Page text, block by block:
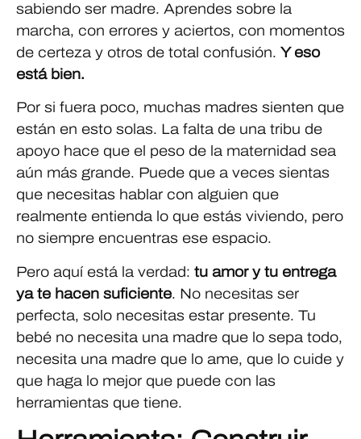
sabiendo ser madre. Aprendes sobre la
marcha, con errores y aciertos, con momentos
de certeza y otros de total confusión. Y eso
está bien.
Por si fuera poco, muchas madres sienten que
están en esto solas. La falta de una tribu de
apoyo hace que el peso de la maternidad sea
aún más grande. Puede que a veces sientas
que necesitas hablar con alguien que
realmente entienda lo que estás viviendo, pero
no siempre encuentras ese espacio.
Pero aquí está la verdad: tu amor y tu entrega
ya te hacen suficiente. No necesitas ser
perfecta, solo necesitas estar presente. Tu
bebé no necesita una madre que lo sepa todo,
necesita una madre que lo ame, que lo cuide y
que haga lo mejor que puede con las
herramientas que tiene.